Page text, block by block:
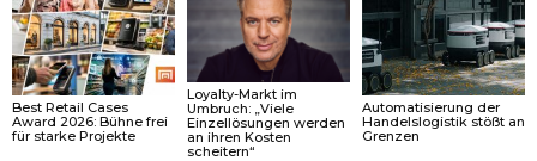
Best Retail Cases
Award 2026: Bühne frei
für starke Projekte
Loyalty-Markt im
Umbruch: „Viele
Einzellösungen werden
an ihren Kosten
scheitern“
Automatisierung der
Handelslogistik stößt an
Grenzen